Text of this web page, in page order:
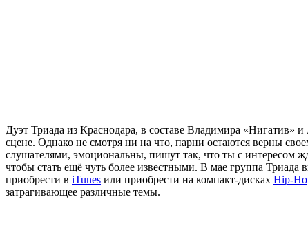
Дуэт Триада из Краснодара, в составе Владимира «Нигатив» и
сцене. Однако не смотря ни на что, парни остаются верны
слушателями, эмоциональны, пишут так, что ты с интересом
чтобы стать ещё чуть более известными. В мае группа Триада
приобрести в iTunes или приобрести на компакт-дисках Hip-
затрагивающее различные темы.